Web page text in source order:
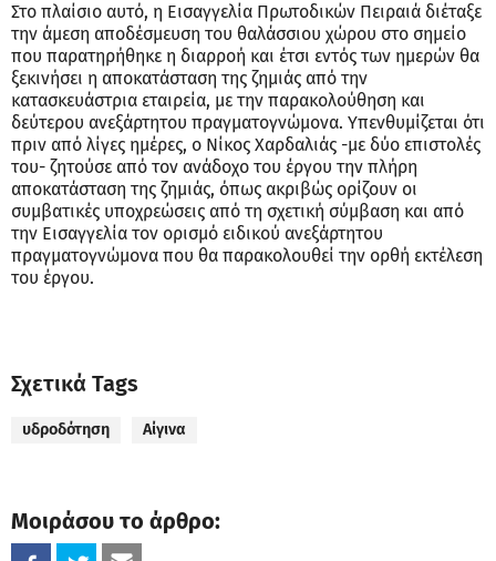
Στο πλαίσιο αυτό, η Εισαγγελία Πρωτοδικών Πειραιά διέταξε
την άμεση αποδέσμευση του θαλάσσιου χώρου στο σημείο
που παρατηρήθηκε η διαρροή και έτσι εντός των ημερών θα
ξεκινήσει η αποκατάσταση της ζημιάς από την
κατασκευάστρια εταιρεία, με την παρακολούθηση και
δεύτερου ανεξάρτητου πραγματογνώμονα. Υπενθυμίζεται ότι
πριν από λίγες ημέρες, ο Νίκος Χαρδαλιάς -με δύο επιστολές
του- ζητούσε από τον ανάδοχο του έργου την πλήρη
αποκατάσταση της ζημιάς, όπως ακριβώς ορίζουν οι
συμβατικές υποχρεώσεις από τη σχετική σύμβαση και από
την Εισαγγελία τον ορισμό ειδικού ανεξάρτητου
πραγματογνώμονα που θα παρακολουθεί την ορθή εκτέλεση
του έργου.
Σχετικά Tags
υδροδότηση Αίγινα
Μοιράσου το άρθρο: